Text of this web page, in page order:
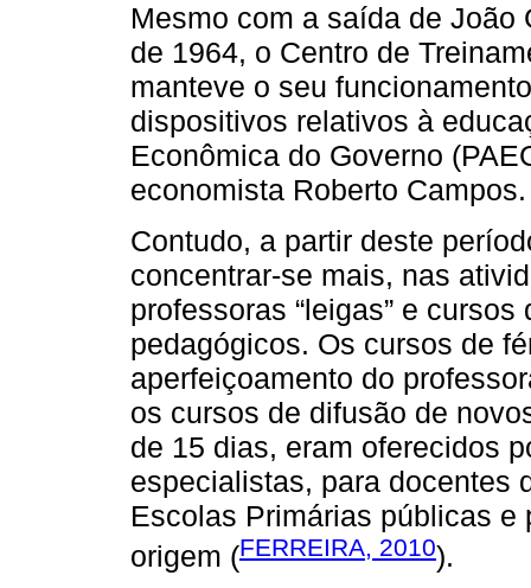
Mesmo com a saída de João
de 1964, o Centro de
manteve o seu
dispositivos relativos à
Econômica do Governo
economista Roberto Campos.
Contudo, a partir deste
concentrar-se mais, nas
professoras “leigas” e
pedagógicos. Os cursos de
aperfeiçoamento do
os cursos de difusão de
de 15 dias, eram oferecidos
especialistas, para docentes
Escolas Primárias públicas
origem (FERREIRA, 2010).